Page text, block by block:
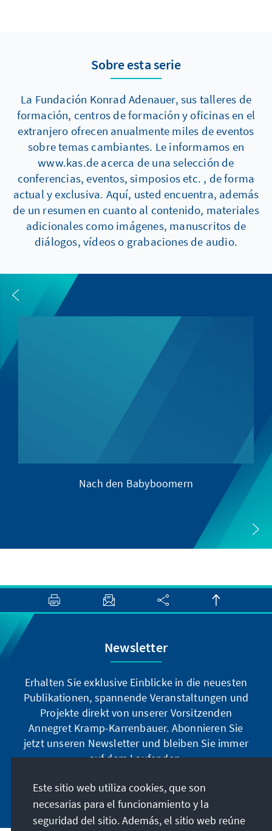
Sobre esta serie
La Fundación Konrad Adenauer, sus talleres de
formación, centros de formación y oficinas en el
extranjero ofrecen anualmente miles de eventos
sobre temas cambiantes. Le informamos en
www.kas.de acerca de una selección de
conferencias, eventos, simposios etc. , de forma
actual y exclusiva. Aquí, usted encuentra, además
de un resumen en cuanto al contenido, materiales
adicionales como imágenes, manuscritos de
diálogos, vídeos o grabaciones de audio.
Nach den Babyboomern
Newsletter
Erhalten Sie exklusive Einblicke in die neuesten
Publikationen, spannende Veranstaltungen und
Projekte direkt von unserer Vorsitzenden
Annegret Kramp-Karrenbauer. Abonnieren Sie
jetzt unseren Newsletter und bleiben Sie immer
auf dem Laufenden.
Jetzt abonnieren
Este sitio web utiliza cookies, que son
necesarias para el funcionamiento y la
seguridad del sitio. Además, el sitio web reúne